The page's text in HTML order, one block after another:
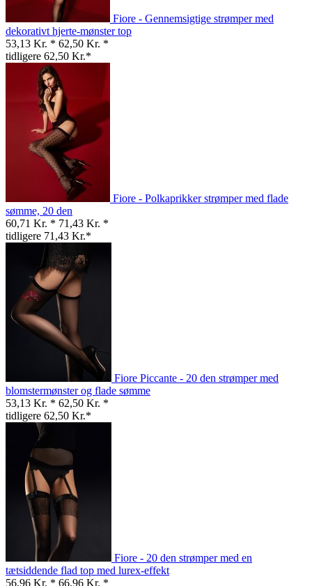
Fiore - Gennemsigtige strømper med
dekorativt hjerte-mønster top
53,13 Kr. * 62,50 Kr. *
tidligere 62,50 Kr.*
Fiore - Polkaprikker strømper med flade
sømme, 20 den
60,71 Kr. * 71,43 Kr. *
tidligere 71,43 Kr.*
Fiore Piccante - 20 den strømper med
blomstermønster og flade sømme
53,13 Kr. * 62,50 Kr. *
tidligere 62,50 Kr.*
Fiore - 20 den strømper med en
tætsiddende flad top med lurex-effekt
56,96 Kr. * 66,96 Kr. *